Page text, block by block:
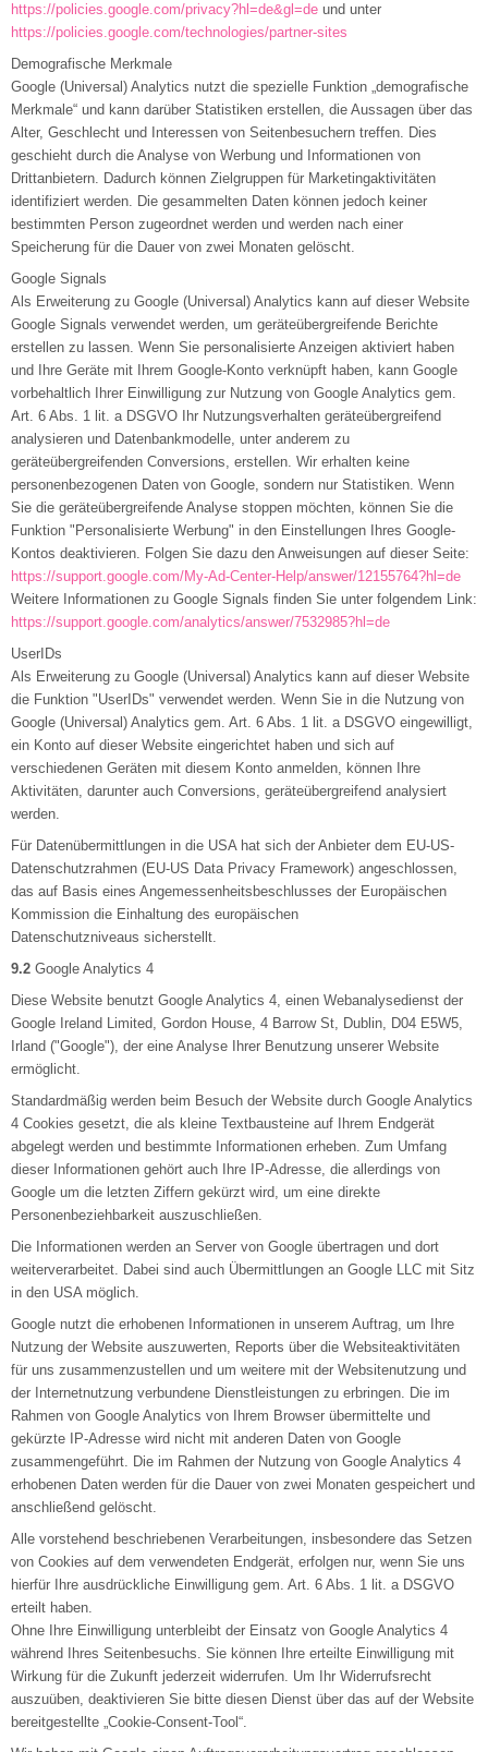
https://policies.google.com/privacy?hl=de&gl=de und unter
https://policies.google.com/technologies/partner-sites
Demografische Merkmale
Google (Universal) Analytics nutzt die spezielle Funktion „demografische
Merkmale“ und kann darüber Statistiken erstellen, die Aussagen über das
Alter, Geschlecht und Interessen von Seitenbesuchern treffen. Dies
geschieht durch die Analyse von Werbung und Informationen von
Drittanbietern. Dadurch können Zielgruppen für Marketingaktivitäten
identifiziert werden. Die gesammelten Daten können jedoch keiner
bestimmten Person zugeordnet werden und werden nach einer
Speicherung für die Dauer von zwei Monaten gelöscht.
Google Signals
Als Erweiterung zu Google (Universal) Analytics kann auf dieser Website
Google Signals verwendet werden, um geräteübergreifende Berichte
erstellen zu lassen. Wenn Sie personalisierte Anzeigen aktiviert haben
und Ihre Geräte mit Ihrem Google-Konto verknüpft haben, kann Google
vorbehaltlich Ihrer Einwilligung zur Nutzung von Google Analytics gem.
Art. 6 Abs. 1 lit. a DSGVO Ihr Nutzungsverhalten geräteübergreifend
analysieren und Datenbankmodelle, unter anderem zu
geräteübergreifenden Conversions, erstellen. Wir erhalten keine
personenbezogenen Daten von Google, sondern nur Statistiken. Wenn
Sie die geräteübergreifende Analyse stoppen möchten, können Sie die
Funktion "Personalisierte Werbung" in den Einstellungen Ihres Google-
Kontos deaktivieren. Folgen Sie dazu den Anweisungen auf dieser Seite:
https://support.google.com/My-Ad-Center-Help/answer/12155764?hl=de
Weitere Informationen zu Google Signals finden Sie unter folgendem Link:
https://support.google.com/analytics/answer/7532985?hl=de
UserIDs
Als Erweiterung zu Google (Universal) Analytics kann auf dieser Website
die Funktion "UserIDs" verwendet werden. Wenn Sie in die Nutzung von
Google (Universal) Analytics gem. Art. 6 Abs. 1 lit. a DSGVO eingewilligt,
ein Konto auf dieser Website eingerichtet haben und sich auf
verschiedenen Geräten mit diesem Konto anmelden, können Ihre
Aktivitäten, darunter auch Conversions, geräteübergreifend analysiert
werden.
Für Datenübermittlungen in die USA hat sich der Anbieter dem EU-US-
Datenschutzrahmen (EU-US Data Privacy Framework) angeschlossen,
das auf Basis eines Angemessenheitsbeschlusses der Europäischen
Kommission die Einhaltung des europäischen
Datenschutzniveaus sicherstellt.
9.2 Google Analytics 4
Diese Website benutzt Google Analytics 4, einen Webanalysedienst der
Google Ireland Limited, Gordon House, 4 Barrow St, Dublin, D04 E5W5,
Irland ("Google"), der eine Analyse Ihrer Benutzung unserer Website
ermöglicht.
Standardmäßig werden beim Besuch der Website durch Google Analytics
4 Cookies gesetzt, die als kleine Textbausteine auf Ihrem Endgerät
abgelegt werden und bestimmte Informationen erheben. Zum Umfang
dieser Informationen gehört auch Ihre IP-Adresse, die allerdings von
Google um die letzten Ziffern gekürzt wird, um eine direkte
Personenbeziehbarkeit auszuschließen.
Die Informationen werden an Server von Google übertragen und dort
weiterverarbeitet. Dabei sind auch Übermittlungen an Google LLC mit Sitz
in den USA möglich.
Google nutzt die erhobenen Informationen in unserem Auftrag, um Ihre
Nutzung der Website auszuwerten, Reports über die Websiteaktivitäten
für uns zusammenzustellen und um weitere mit der Websitenutzung und
der Internetnutzung verbundene Dienstleistungen zu erbringen. Die im
Rahmen von Google Analytics von Ihrem Browser übermittelte und
gekürzte IP-Adresse wird nicht mit anderen Daten von Google
zusammengeführt. Die im Rahmen der Nutzung von Google Analytics 4
erhobenen Daten werden für die Dauer von zwei Monaten gespeichert und
anschließend gelöscht.
Alle vorstehend beschriebenen Verarbeitungen, insbesondere das Setzen
von Cookies auf dem verwendeten Endgerät, erfolgen nur, wenn Sie uns
hierfür Ihre ausdrückliche Einwilligung gem. Art. 6 Abs. 1 lit. a DSGVO
erteilt haben.
Ohne Ihre Einwilligung unterbleibt der Einsatz von Google Analytics 4
während Ihres Seitenbesuchs. Sie können Ihre erteilte Einwilligung mit
Wirkung für die Zukunft jederzeit widerrufen. Um Ihr Widerrufsrecht
auszuüben, deaktivieren Sie bitte diesen Dienst über das auf der Website
bereitgestellte „Cookie-Consent-Tool“.